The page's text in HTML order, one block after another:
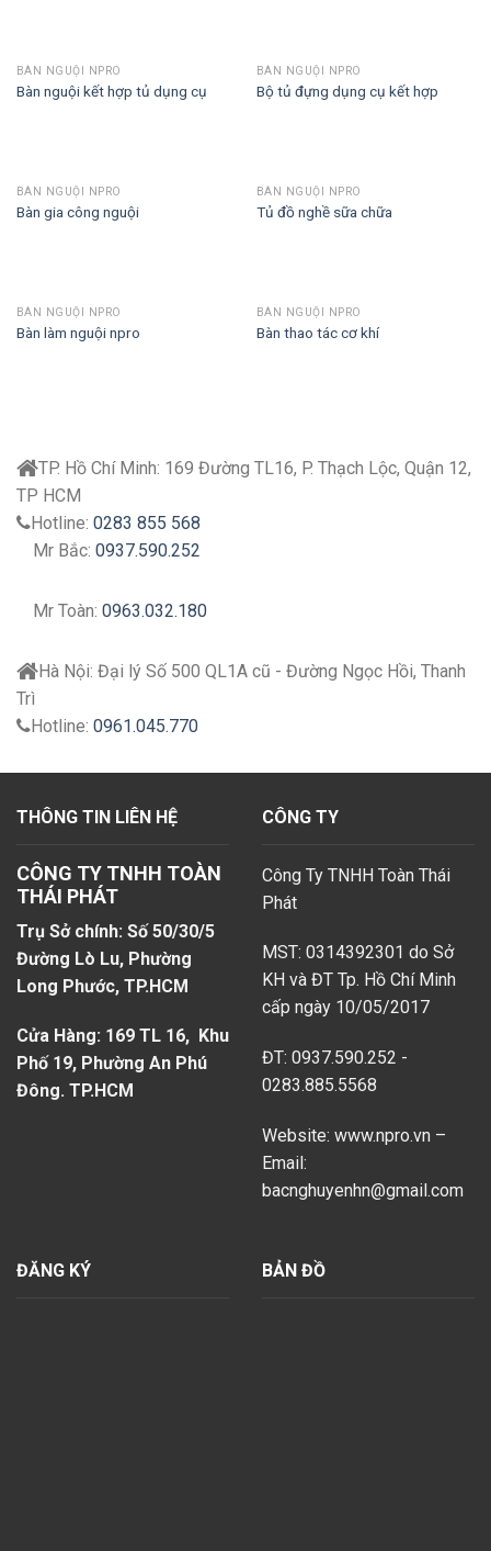
BÀN NGUỘI NPRO
Bàn nguội kết hợp tủ dụng cụ
BÀN NGUỘI NPRO
Bộ tủ đựng dụng cụ kết hợp
BÀN NGUỘI NPRO
Bàn gia công nguội
BÀN NGUỘI NPRO
Tủ đồ nghề sữa chữa
BÀN NGUỘI NPRO
Bàn làm nguội npro
BÀN NGUỘI NPRO
Bàn thao tác cơ khí
TP. Hồ Chí Minh: 169 Đường TL16, P. Thạch Lộc, Quận 12,
TP HCM
Hotline: 0283 855 568
Mr Bắc: 0937.590.252
Mr Toàn: 0963.032.180
Hà Nội: Đại lý Số 500 QL1A cũ - Đường Ngọc Hồi, Thanh
Trì
Hotline: 0961.045.770
THÔNG TIN LIÊN HỆ
CÔNG TY TNHH TOÀN
THÁI PHÁT
Trụ Sở chính: Số 50/30/5
Đường Lò Lu, Phường
Long Phước, TP.HCM
Cửa Hàng: 169 TL 16, Khu
Phố 19, Phường An Phú
Đông. TP.HCM
CÔNG TY
Công Ty TNHH Toàn Thái
Phát
MST: 0314392301 do Sở
KH và ĐT Tp. Hồ Chí Minh
cấp ngày 10/05/2017
ĐT: 0937.590.252 -
0283.885.5568
Website: www.npro.vn –
Email:
bacnghuyenhn@gmail.com
ĐĂNG KÝ BẢN ĐỒ